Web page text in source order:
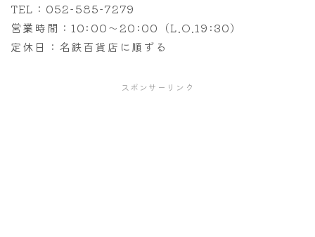
TEL：052-585-7279
営業時間：10:00～20:00（L.O.19:30）
定休日：名鉄百貨店に順ずる
スポンサーリンク